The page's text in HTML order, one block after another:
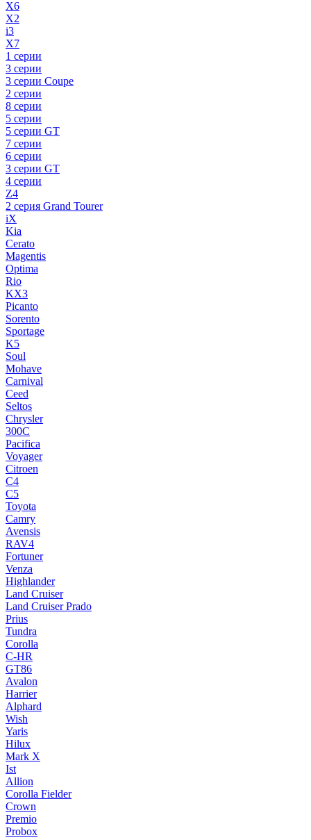
X6
X2
i3
X7
1 серии
3 серии
3 серии Coupe
2 серии
8 серии
5 серии
5 серии GT
7 серии
6 серии
3 серии GT
4 серии
Z4
2 серия Grand Tourer
iX
Kia
Cerato
Magentis
Optima
Rio
KX3
Picanto
Sorento
Sportage
K5
Soul
Mohave
Carnival
Ceed
Seltos
Chrysler
300C
Pacifica
Voyager
Citroen
C4
C5
Toyota
Camry
Avensis
RAV4
Fortuner
Venza
Highlander
Land Cruiser
Land Cruiser Prado
Prius
Tundra
Corolla
C-HR
GT86
Avalon
Harrier
Alphard
Wish
Yaris
Hilux
Mark X
Ist
Allion
Corolla Fielder
Crown
Premio
Probox